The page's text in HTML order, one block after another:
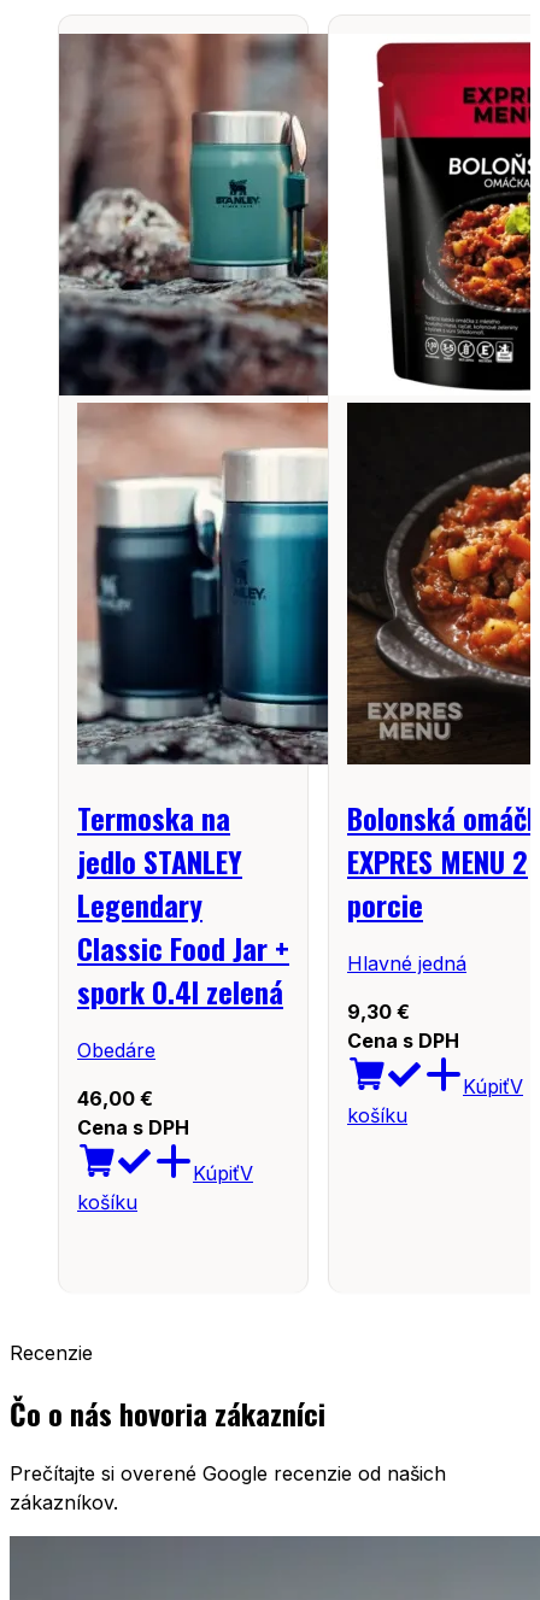
Termoska na
jedlo STANLEY
Legendary
Classic Food Jar +
spork 0.4l zelená
Obedáre
46,00 €
Cena s DPH
KúpiťV
košíku
Bolonská
EXPRES MENU 2
porcie
Hlavné jedná
9,30 €
Cena s DPH
KúpiťV
košíku
Recenzie
Čo o nás hovoria zákazníci
Prečítajte si overené Google recenzie od našich
zákazníkov.